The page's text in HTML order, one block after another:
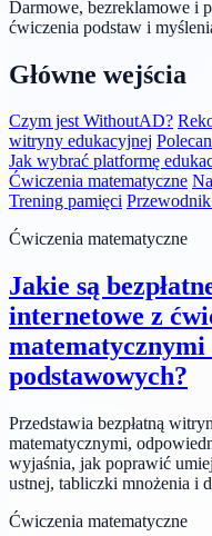
Darmowe, bezreklamowe i
ćwiczenia podstaw i
Główne wejścia
Czym jest WithoutAD?
witryny edukacyjnej
Jak wybrać platformę
Ćwiczenia matematyczne
Trening pamięci
Ćwiczenia matematyczne
Jakie są
internetowe z
matematycznymi
podstawowych?
Przedstawia bezpłatną
matematycznymi,
wyjaśnia, jak poprawić
ustnej, tabliczki mnożenia i
Ćwiczenia matematyczne